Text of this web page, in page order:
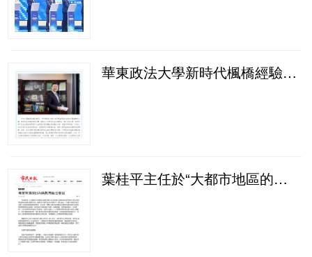
華東政法大學新時代楓橋經驗與中國式現代化研究院刊登我中心葉桂平主任有關新時代“楓橋經驗”研究的學術觀點
葉桂平主任於“大都市地區的城市治理─AI技術發展與教育應用”研討會致辭並獲《市民日報》報導